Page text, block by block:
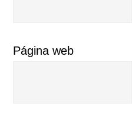
Página web